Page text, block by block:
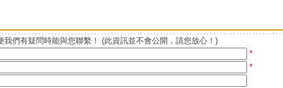
我們有疑問時能與您聯繫！ (此資訊並不會公開，請您放心！)
*
*